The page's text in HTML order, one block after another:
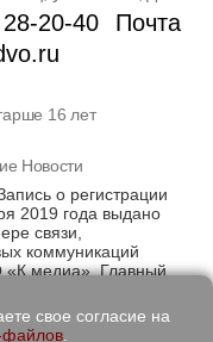
20-40
Почта
16 лет
Новости
о регистрации
2019 года выдано
связи,
коммуникаций
«К медиа». Главный
(информационные
на основе сбора,
свое согласие на
файлов